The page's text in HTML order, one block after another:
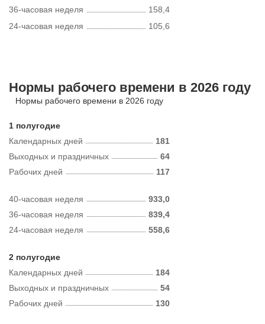
36-часовая неделя
158,4
24-часовая неделя
105,6
Нормы рабочего времени в 2026 году
Нормы рабочего времени в 2026 году
1 полугодие
Календарных дней
181
Рабочих дней 117
Выходных и праздничных 64
40-часовая неделя
933,0
36-часовая неделя
839,4
24-часовая неделя
558,6
2 полугодие
Календарных дней
184
Рабочих дней 130
Выходных и праздничных 54